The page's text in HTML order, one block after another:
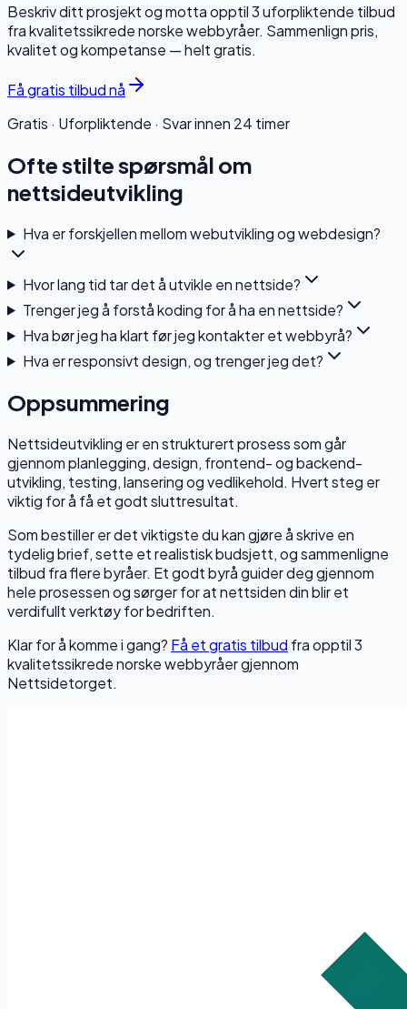
Beskriv ditt prosjekt og motta opptil 3 uforpliktende tilbud
fra kvalitetssikrede norske webbyråer. Sammenlign pris,
kvalitet og kompetanse — helt gratis.
Få gratis tilbud nå
Gratis · Uforpliktende · Svar innen 24 timer
Ofte stilte spørsmål om
nettsideutvikling
Hva er forskjellen mellom webutvikling og webdesign?
Hvor lang tid tar det å utvikle en nettside?
Trenger jeg å forstå koding for å ha en nettside?
Hva bør jeg ha klart før jeg kontakter et webbyrå?
Hva er responsivt design, og trenger jeg det?
Oppsummering
Nettsideutvikling er en strukturert prosess som går
gjennom planlegging, design, frontend- og backend-
utvikling, testing, lansering og vedlikehold. Hvert steg er
viktig for å få et godt sluttresultat.
Som bestiller er det viktigste du kan gjøre å skrive en
tydelig brief, sette et realistisk budsjett, og sammenligne
tilbud fra flere byråer. Et godt byrå guider deg gjennom
hele prosessen og sørger for at nettsiden din blir et
verdifullt verktøy for bedriften.
Klar for å komme i gang? Få et gratis tilbud fra opptil 3
kvalitetssikrede norske webbyråer gjennom
Nettsidetorget.